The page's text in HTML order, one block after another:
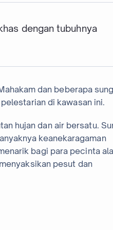
dengan tubuhnya
dan beberapa
di kawasan ini.
hujan dan air bersatu.
keanekaragaman
bagi para pecinta
pesut dan